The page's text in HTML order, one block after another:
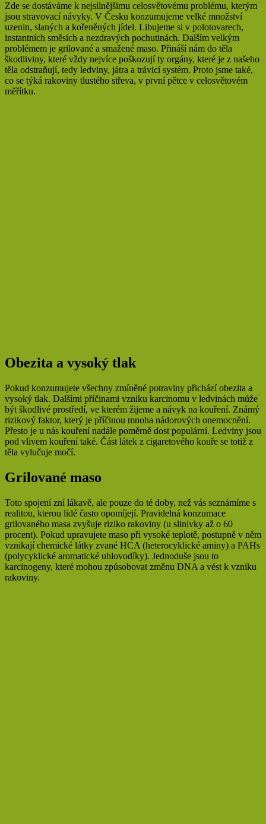
Zde se dostáváme k nejsilnějšímu celosvětovému problému, kterým
jsou stravovací návyky. V Česku konzumujeme velké množství
uzenin, slaných a kořeněných jídel. Libujeme si v polotovarech,
instantních směsích a nezdravých pochutinách. Dalším velkým
problémem je grilované a smažené maso. Přináší nám do těla
škodliviny, které vždy nejvíce poškozují ty orgány, které je z našeho
těla odstraňují, tedy ledviny, játra a trávicí systém. Proto jsme také,
co se týká rakoviny tlustého střeva, v první pětce v celosvětovém
měřítku.
Obezita a vysoký tlak
Pokud konzumujete všechny zmíněné potraviny přichází obezita a
vysoký tlak. Dalšími příčinami vzniku karcinomu v ledvinách může
být škodlivé prostředí, ve kterém žijeme a návyk na kouření. Známý
rizikový faktor, který je příčinou mnoha nádorových onemocnění.
Přesto je u nás kouření nadále poměrně dost populární. Ledviny jsou
pod vlivem kouření také. Část látek z cigaretového kouře se totiž z
těla vylučuje močí.
Grilované maso
Toto spojení zní lákavě, ale pouze do té doby, než vás seznámíme s
realitou, kterou lidé často opomíjejí. Pravidelná konzumace
grilovaného masa zvyšuje riziko rakoviny (u slinivky až o 60
procent). Pokud upravujete maso při vysoké teplotě, postupně v něm
vznikají chemické látky zvané HCA (heterocyklické aminy) a PAHs
(polycyklické aromatické uhlovodíky). Jednoduše jsou to
karcinogeny, které mohou způsobovat změnu DNA a vést k vzniku
rakoviny.